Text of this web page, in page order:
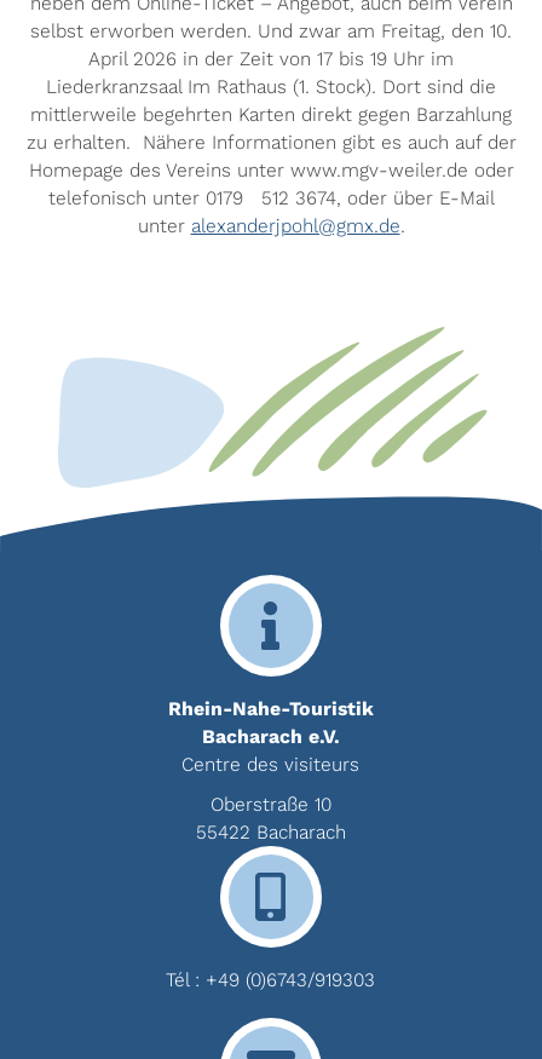
selbst erworben werden. Und zwar am Freitag, den 10.
April 2026 in der Zeit von 17 bis 19 Uhr im
Liederkranzsaal Im Rathaus (1. Stock). Dort sind die
mittlerweile begehrten Karten direkt gegen Barzahlung
zu erhalten. Nähere Informationen gibt es auch auf der
Homepage des Vereins unter www.mgv-weiler.de oder
telefonisch unter 0179 512 3674, oder über E-Mail
unter alexanderjpohl@gmx.de.
Rhein-Nahe-Touristik
Bacharach e.V.
Centre des visiteurs
Oberstraße 10
55422 Bacharach
Tél : +49 (0)6743/919303